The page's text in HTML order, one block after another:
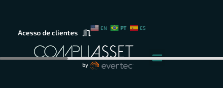
Acesso de clientes
EN PT ES